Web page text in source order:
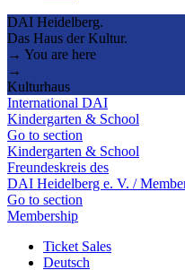
DAI Heidelberg.
Das Haus der Kultur.
→ You are here
→
Kulturhaus
International DAI
Kindergarten & School
Go to section
Kindergarten & School
Freundeskreis des
DAI Heidelberg e. V. /
Go to section
Membership
Ticket Sales
Deutsch